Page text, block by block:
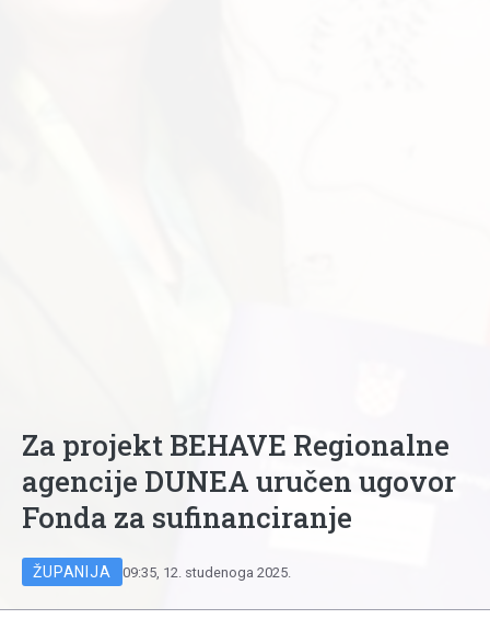
Za projekt BEHAVE Regionalne
agencije DUNEA uručen ugovor
Fonda za sufinanciranje
ŽUPANIJA 09:35, 12. studenoga 2025.